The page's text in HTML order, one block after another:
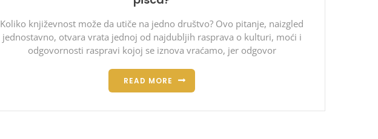
Koliko književnost može da utiče na jedno društvo? Ovo pitanje, naizgled
jednostavno, otvara vrata jednoj od najdubljih rasprava o kulturi, moći i
odgovornosti raspravi kojoj se iznova vraćamo, jer odgovor
READ MORE